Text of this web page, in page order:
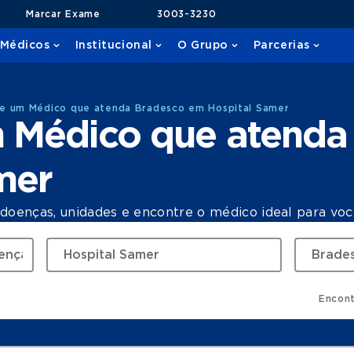
Marcar Exame 3003-3230
Institucional O Grupo Parcerias
um Médico que atenda Bradesco em Hospital Samer
Médico que
unidades e encontre o médico ideal para